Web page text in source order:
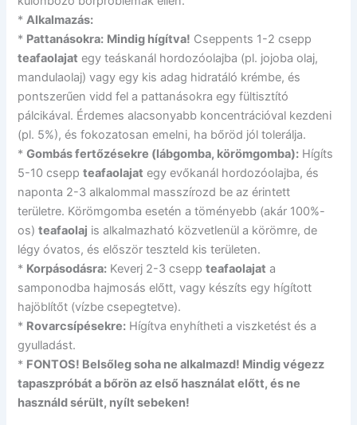
*Alkalmazás:
* Pattanásokra: Mindig hígítva! Cseppents 1-2 csepp
teafaolajat egy teáskanál hordozóolajba (pl. jojoba olaj,
mandulaolaj) vagy egy kis adag hidratáló krémbe, és
pontszerűen vidd fel a pattanásokra egy fültisztító
pálcikával. Érdemes alacsonyabb koncentrációval kezdeni
(pl. 5%), és fokozatosan emelni, ha bőröd jól tolerálja.
*Gombás fertőzésekre (lábgomba, körömgomba): Hígíts
5-10 cseppteafaolajat egy evőkanál hordozóolajba, és
naponta 2-3 alkalommal masszírozd be az érintett
területre. Körömgomba esetén a töményebb (akár 100%-
os)teafaolaj is alkalmazható közvetlenül a körömre, de
légy óvatos, és először teszteld kis területen.
* Korpásodásra: Keverj 2-3 cseppteafaolajat a
samponodba hajmosás előtt, vagy készíts egy hígított
hajöblítőt (vízbe csepegtetve).
* Rovarcsípésekre: Hígítva enyhítheti a viszketést és a
gyulladást.
* FONTOS! Belsőleg soha ne alkalmazd! Mindig végezz
tapaszpróbát a bőrön az első használat előtt, és ne
használd sérült, nyílt sebeken!